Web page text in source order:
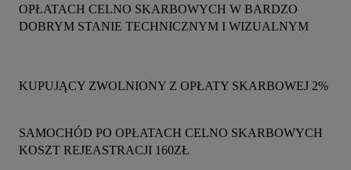
OPŁATACH CELNO SKARBOWYCH W BARDZO
DOBRYM STANIE TECHNICZNYM I WIZUALNYM
KUPUJĄCY ZWOLNIONY Z OPŁATY SKARBOWEJ 2%
SAMOCHÓD PO OPŁATACH CELNO SKARBOWYCH
KOSZT REJEASTRACJI 160ZŁ